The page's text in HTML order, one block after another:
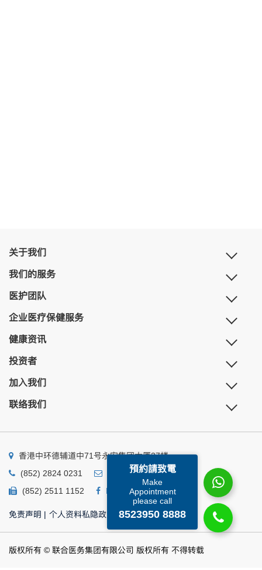
預約請致電
Make
Appointment
please call
8523950 8888
关于我们
我们的服务
医护团队
企业医疗保健服务
健康资讯
投资者
加入我们
联络我们
香港中环德辅道中71号永安集团大厦27楼
(852) 2824 0231
business@ump.com.hk
(852) 2511 1152
Facebook Linkedin
免责声明 | 个人资料私隐政策 | 个人资料收集声明
版权所有 © 联合医务集团有限公司 版权所有 不得转载